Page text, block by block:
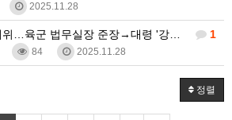
2025.11.28
1
위…육군 법무실장 준장→대령 '강…
84 2025.11.28
정렬